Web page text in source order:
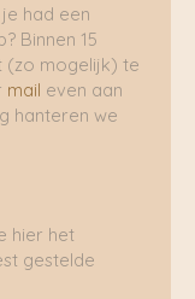
had een
Binnen 15
(zo mogelijk) te
mail even aan
hanteren we
hier het
gestelde